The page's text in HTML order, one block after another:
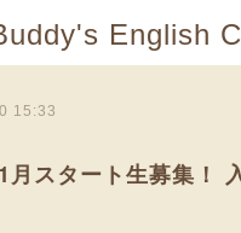
English
15:33
月スタート生募集！